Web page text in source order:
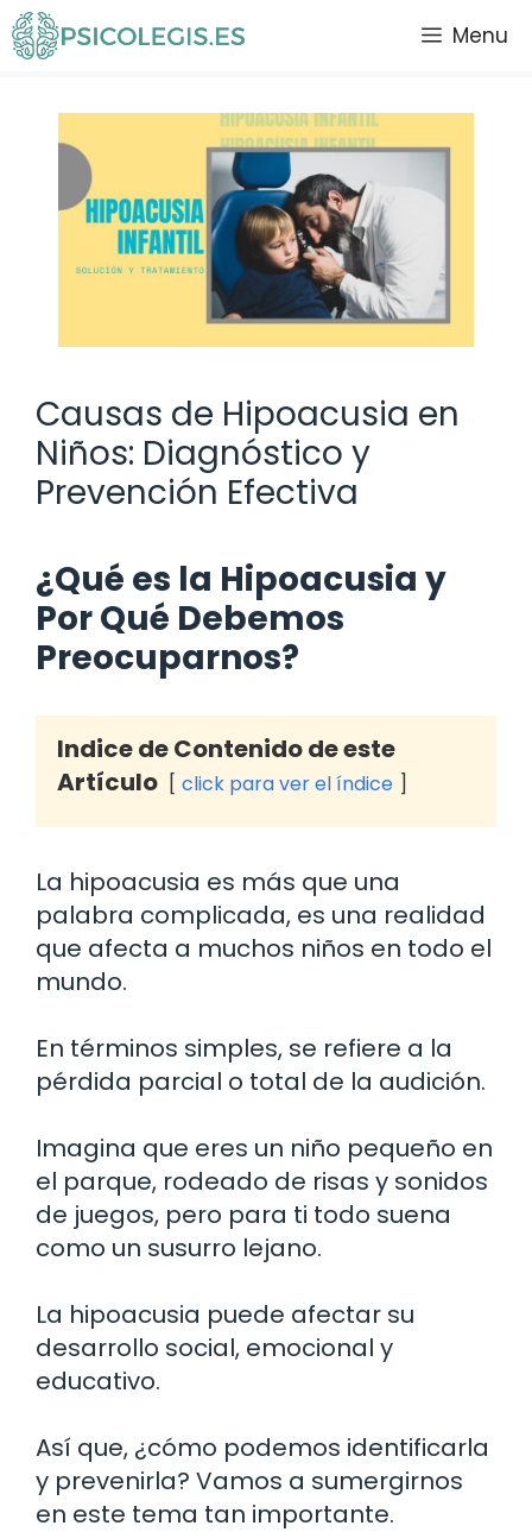
Saltar
al
Menu
Causas de Hipoacusia en
Niños: Diagnóstico y
Prevención Efectiva
¿Qué es la Hipoacusia y
Por Qué Debemos
Preocuparnos?
Indice de Contenido de este
Artículo
click para ver el índice
La hipoacusia es más que una
palabra complicada, es una realidad
que afecta a muchos niños en todo el
mundo.
En términos simples, se refiere a la
pérdida parcial o total de la audición.
Imagina que eres un niño pequeño en
el parque, rodeado de risas y sonidos
de juegos, pero para ti todo suena
como un susurro lejano.
La hipoacusia puede afectar su
desarrollo social, emocional y
educativo.
Así que, ¿cómo podemos identificarla
y prevenirla? Vamos a sumergirnos
en este tema tan importante.